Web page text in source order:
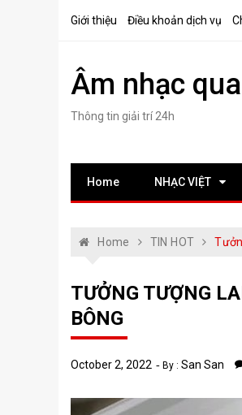
Giới thiệu Điều khoản dịch vụ
Âm nhạc
Thông tin giải trí 24h
Home NHẠC VIỆT
Home TIN HOT
TƯỞNG TƯỢNG
BÔNG
October 2, 2022 By : San San